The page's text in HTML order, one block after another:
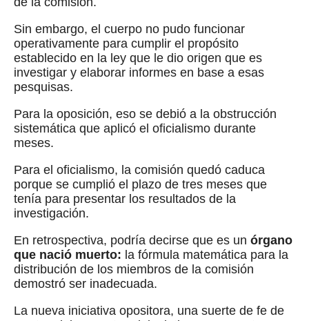
Sin embargo, el cuerpo no pudo funcionar
operativamente para cumplir el propósito
establecido en la ley que le dio origen que es
investigar y elaborar informes en base a esas
pesquisas.
Para la oposición, eso se debió a la obstrucción
sistemática que aplicó el oficialismo durante
meses.
Para el oficialismo, la comisión quedó caduca
porque se cumplió el plazo de tres meses que
tenía para presentar los resultados de la
investigación.
En retrospectiva, podría decirse que es un órgano
que nació muerto: la fórmula matemática para la
distribución de los miembros de la comisión
demostró ser inadecuada.
La nueva iniciativa opositora, una suerte de fe de